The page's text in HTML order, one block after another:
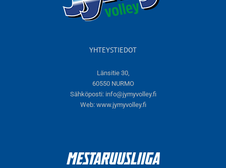
YHTEYSTIEDOT
Länsitie 30,
60550 NURMO
Sähköposti: info@jymyvolley.fi
Web: www.jymyvolley.fi